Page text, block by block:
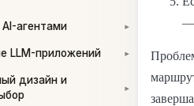
агентами ▾
LLM-приложений ▾
дизайн и
▾
—